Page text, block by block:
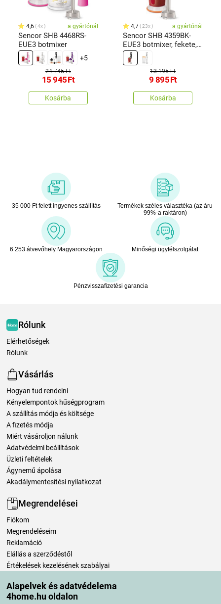
Alapelvek és adatvédelema
4home.hu oldalon
4,6 4x a gyártónál
Sencor SHB 4468RS-
EUE3 botmixer
+5
24 745 Ft
15 945Ft
Kosárba
4,7 23x a gyártónál
Sencor SHB 4359BK-
EUE3 botmixer, fekete,
fekete
13 195 Ft
9 895Ft
Kosárba
35 000 Ft felett ingyenes szállítás
Termékek széles választéka (az áru
99%-a raktáron)
6 253 átvevőhely Magyarországon Minőségi ügyfélszolgálat
Pénzvisszafizetési garancia
Rólunk
Elérhetőségek
Rólunk
Vásárlás
Hogyan tud rendelni
Kényelempontok hűségprogram
A szállítás módja és költsége
A fizetés módja
Miért vásároljon nálunk
Adatvédelmi beállítások
Üzleti feltételek
Ágynemű ápolása
Akadálymentesítési nyilatkozat
Megrendelései
Fiókom
Megrendeléseim
Reklamáció
Elállás a szerződéstől
Értékelések kezelésének szabályai
Szállítási módok